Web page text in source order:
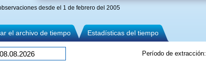
desde el 1 de febrero del 2005
el archivo de tiempo Estadísticas del tiempo
Período de extracción: